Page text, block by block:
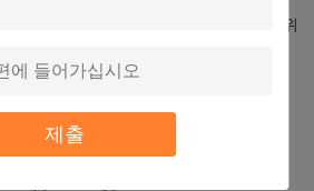
제출
, 선물, 사기그릇, 포장 수송 가장 시험을 위